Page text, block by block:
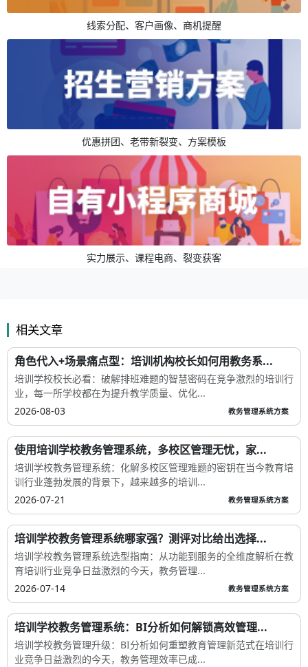
线索分配、客户画像、商机提醒
优惠拼团、老带新裂变、方案模板
实力展示、课程电商、裂变获客
相关文章
角色代入+场景痛点型：培训机构校长如何用教务系...
培训学校校长必看：破解排班难题的智慧密码在竞争激烈的培训行
业，每一所学校都在为提升教学质量、优化...
2026-08-03
教务管理系统方案
使用培训学校教务管理系统，多校区管理无忧，家...
培训学校教务管理系统：化解多校区管理难题的密钥在当今教育培
训行业蓬勃发展的背景下，越来越多的培训...
2026-07-21
教务管理系统方案
培训学校教务管理系统哪家强？测评对比给出选择...
培训学校教务管理系统选型指南：从功能到服务的全维度解析在教
育培训行业竞争日益激烈的今天，教务管理...
2026-07-14
教务管理系统方案
培训学校教务管理系统：BI分析如何解锁高效管理...
培训学校教务管理升级：BI分析如何重塑教育管理新范式在培训行
业竞争日益激烈的今天，教务管理效率已成...